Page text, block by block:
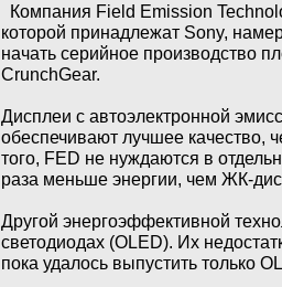
Компания Field Emission
которой принадлежат Sony,
начать серийное производство
CrunchGear.
Дисплеи с автоэлектронной
обеспечивают лучшее качество,
того, FED не нуждаются в
раза меньше энергии, чем ЖК-
Другой энергоэффективной
светодиодах (OLED). Их
пока удалось выпустить только